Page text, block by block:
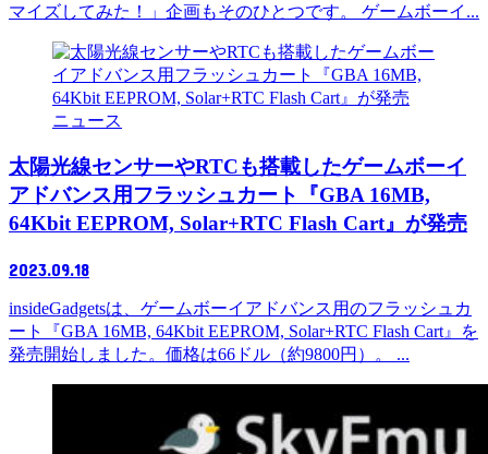
マイズしてみた！」企画もそのひとつです。 ゲームボーイ...
ニュース
太陽光線センサーやRTCも搭載したゲームボーイ
アドバンス用フラッシュカート『GBA 16MB,
64Kbit EEPROM, Solar+RTC Flash Cart』が発売
2023.09.18
insideGadgetsは、ゲームボーイアドバンス用のフラッシュカ
ート『GBA 16MB, 64Kbit EEPROM, Solar+RTC Flash Cart』を
発売開始しました。価格は66ドル（約9800円）。 ...